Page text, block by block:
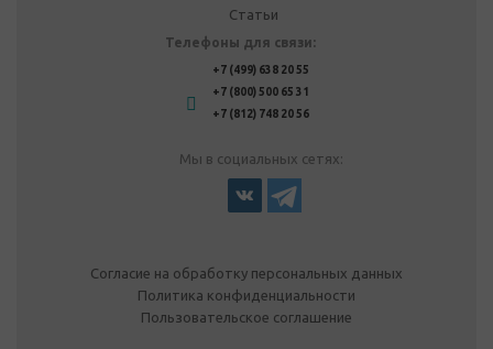
Статьи
Телефоны для связи:
+7 (499) 638 20 55
+7 (800) 500 65 31
+7 (812) 748 20 56
Мы в социальных сетях:
Согласие на обработку персональных данных
Политика конфиденциальности
Пользовательское соглашение